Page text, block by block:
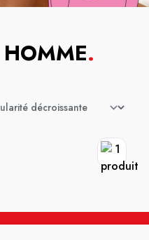
HOMME.